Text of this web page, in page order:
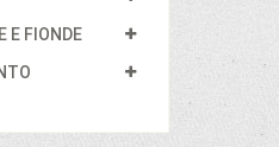
E FIONDE